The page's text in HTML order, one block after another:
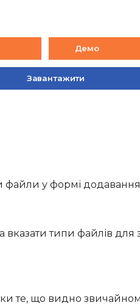
Демо
Завантажити
файли у формі додавання
вказати типи файлів для
те, що видно